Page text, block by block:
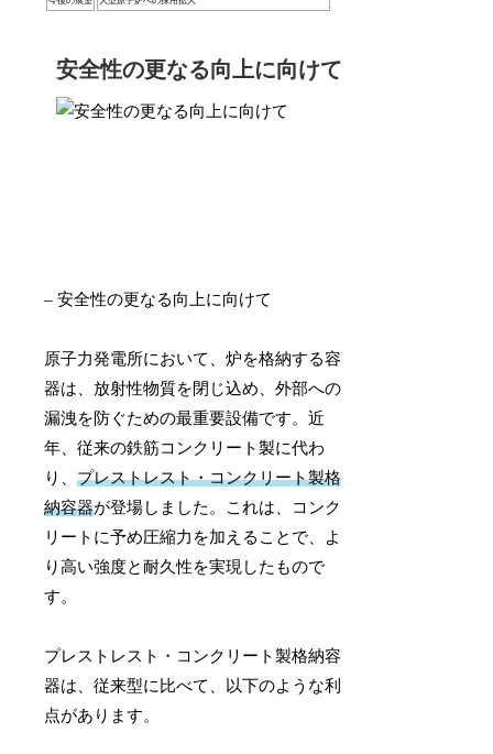
安全性の更なる向上に向けて
– 安全性の更なる向上に向けて
原子力発電所において、炉を格納する容
器は、放射性物質を閉じ込め、外部への
漏洩を防ぐための最重要設備です。近
年、従来の鉄筋コンクリート製に代わ
り、プレストレスト・コンクリート製格
納容器が登場しました。これは、コンク
リートに予め圧縮力を加えることで、よ
り高い強度と耐久性を実現したもので
す。
プレストレスト・コンクリート製格納容
器は、従来型に比べて、以下のような利
点があります。